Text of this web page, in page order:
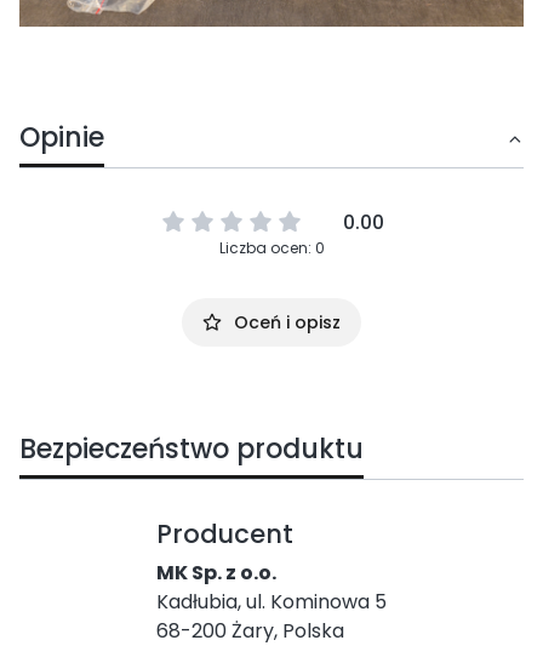
Opinie
0.00
Liczba ocen: 0
Oceń i opisz
Bezpieczeństwo produktu
Producent
MK Sp. z o.o.
Kadłubia, ul. Kominowa 5
68-200 Żary, Polska